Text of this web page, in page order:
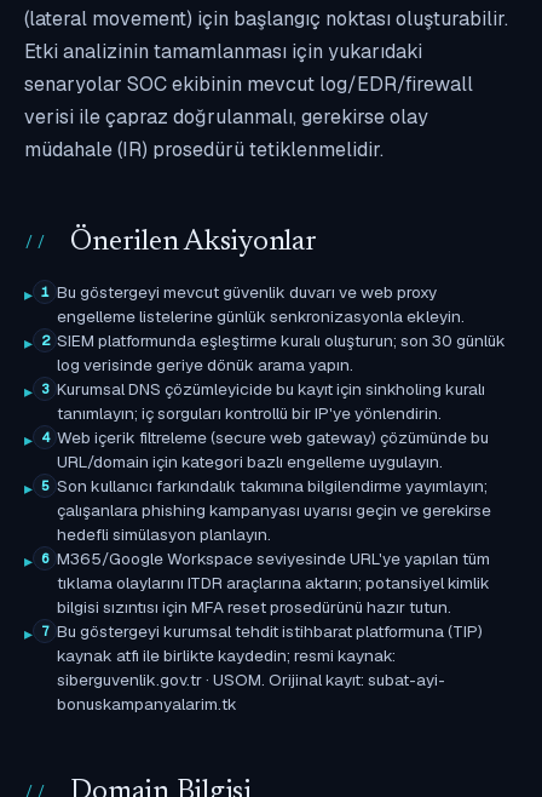
(lateral movement) için başlangıç noktası oluşturabilir.
Etki analizinin tamamlanması için yukarıdaki
senaryolar SOC ekibinin mevcut log/EDR/firewall
verisi ile çapraz doğrulanmalı, gerekirse olay
müdahale (IR) prosedürü tetiklenmelidir.
Önerilen Aksiyonlar
1 Bu göstergeyi mevcut güvenlik duvarı ve web proxy
engelleme listelerine günlük senkronizasyonla ekleyin.
2 SIEM platformunda eşleştirme kuralı oluşturun; son 30 günlük
log verisinde geriye dönük arama yapın.
3 Kurumsal DNS çözümleyicide bu kayıt için sinkholing kuralı
tanımlayın; iç sorguları kontrollü bir IP'ye yönlendirin.
4 Web içerik filtreleme (secure web gateway) çözümünde bu
URL/domain için kategori bazlı engelleme uygulayın.
5 Son kullanıcı farkındalık takımına bilgilendirme yayımlayın;
çalışanlara phishing kampanyası uyarısı geçin ve gerekirse
hedefli simülasyon planlayın.
6 M365/Google Workspace seviyesinde URL'ye yapılan tüm
tıklama olaylarını ITDR araçlarına aktarın; potansiyel kimlik
bilgisi sızıntısı için MFA reset prosedürünü hazır tutun.
7 Bu göstergeyi kurumsal tehdit istihbarat platformuna (TIP)
kaynak atfı ile birlikte kaydedin; resmi kaynak:
siberguvenlik.gov.tr · USOM. Orijinal kayıt: subat-ayi-
bonuskampanyalarim.tk